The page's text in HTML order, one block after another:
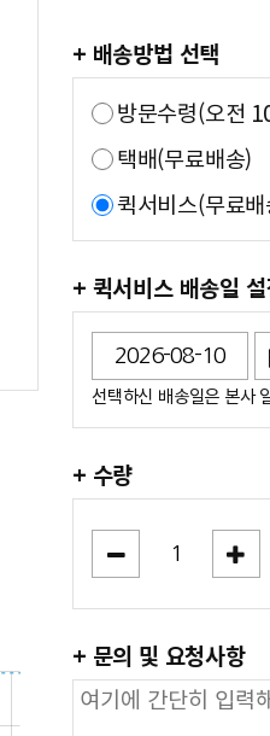
+ 배송방법 선택
방문수령(오전
택배(무료배송)
퀵서비스(무료배
+ 퀵서비스 배송일 설
선택하신 배송일은 본사
+ 수량
+ 문의 및 요청사항